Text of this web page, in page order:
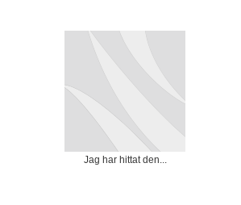
Jag har hittat den...